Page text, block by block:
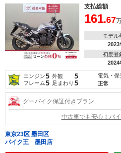
支払総額
161.67
モデル
2023
初度登
2024
エンジン5 外観 5
フレーム5 足まわり 5
電気・
正常
グーバイク保証付きプラン
中古車でも安心！バ
東京23区 墨田区
バイク王 墨田店